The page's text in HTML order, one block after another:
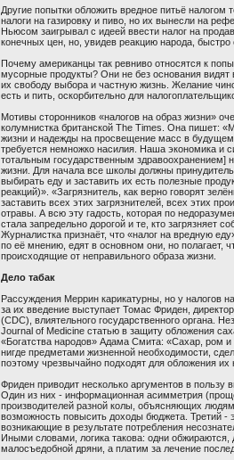
Другие попытки обложить вредное питьё
налоги на газировку и пиво, но их вынесли на
Ньюсом заигрывал с идеей ввести налог на
конечных цен, но, увидев реакцию народа, быстро
Почему американцы так ревниво относятся к
мусорные продукты? Они не без основания видят
их свободу выбора и частную жизнь. Желание
есть и пить, оскорбительно для
Мотивы сторонников «налогов на образ жизни»
колумнистка британской The Times. Она пишет:
жизни и надежды на просвещение масс в
требуется немножко насилия. Наша экономика и
тотальным государственным здравоохранением]
жизни. Для начала все школы должны
выбирать еду и заставить их есть полезные
реакций)». «Загрязнитель, как верно говорят
заставить всех этих загрязнителей, всех этих
отравы. А всю эту гадость, которая по
стала запредельно дорогой и те, кто загрязняет
Журналистка признаёт, что «налог на вредную
по её мнению, едят в основном они, но полагает,
происходящие от неправильного образа жизни.
Дело табак
Рассуждения Меррин карикатурны, но у налогов
за их введение выступает Томас Фриден,
(CDC), влиятельного государственного органа.
Journal of Medicine статью в защиту обложения
«Богатства народов» Адама Смита: «Сахар, ром
нигде предметами жизненной необходимости,
поэтому чрезвычайно подходят для обложения их
Фриден приводит несколько аргументов в пользу
Один из них - информационная асимметрия
производителей разной колы, объясняющих
возможность повысить доходы бюджета. Третий -
возникающие в результате потребления
Иными словами, логика такова: одни
малосъедобной дряни, а платим за лечение